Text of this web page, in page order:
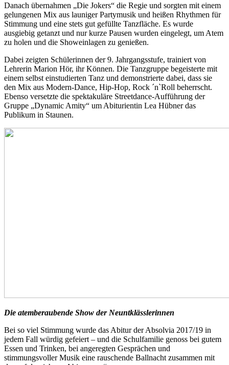
Danach übernahmen „Die Jokers“ die Regie und sorgten mit einem
gelungenen Mix aus launiger Partymusik und heißen Rhythmen für
Stimmung und eine stets gut gefüllte Tanzfläche. Es wurde
ausgiebig getanzt und nur kurze Pausen wurden eingelegt, um Atem
zu holen und die Showeinlagen zu genießen.
Dabei zeigten Schülerinnen der 9. Jahrgangsstufe, trainiert von
Lehrerin Marion Hör, ihr Können. Die Tanzgruppe begeisterte mit
einem selbst einstudierten Tanz und demonstrierte dabei, dass sie
den Mix aus Modern-Dance, Hip-Hop, Rock ´n`Roll beherrscht.
Ebenso versetzte die spektakuläre Streetdance-Aufführung der
Gruppe „Dynamic Amity“ um Abiturientin Lea Hübner das
Publikum in Staunen.
Die atemberaubende Show der Neuntklässlerinnen
Bei so viel Stimmung wurde das Abitur der Absolvia 2017/19 in
jedem Fall würdig gefeiert – und die Schulfamilie genoss bei gutem
Essen und Trinken, bei angeregten Gesprächen und
stimmungsvoller Musik eine rauschende Ballnacht zusammen mit